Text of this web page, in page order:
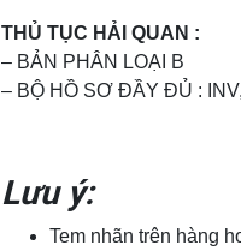
THỦ TỤC HẢI QUAN :
– BẢN PHÂN LOẠI B
– BỘ HỒ SƠ ĐẦY ĐỦ :
Lưu ý:
Tem nhãn trên hàng